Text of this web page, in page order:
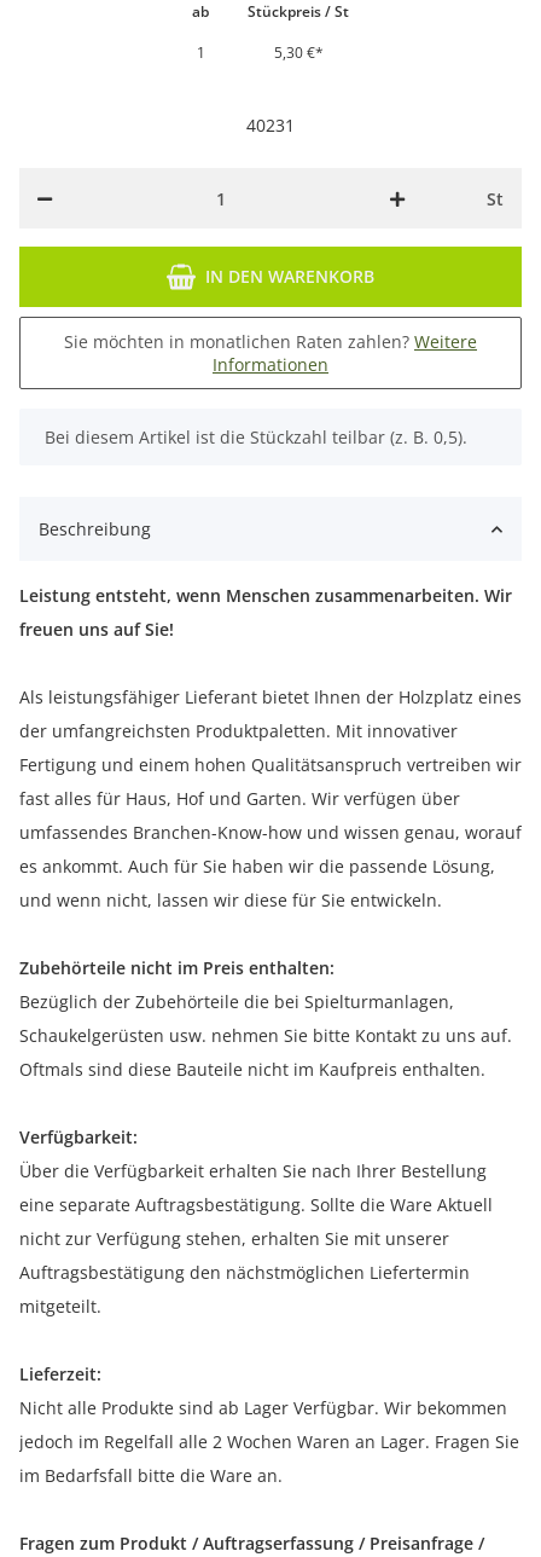
ab
Stückpreis / St
1
5,30 €*
40231
St
IN DEN WARENKORB
Sie möchten in monatlichen Raten zahlen? Weitere
Informationen
x
Bei diesem Artikel ist die Stückzahl teilbar (z. B. 0,5).
Beschreibung
Leistung entsteht, wenn Menschen zusammenarbeiten. Wir
freuen uns auf Sie!
Als leistungsfähiger Lieferant bietet Ihnen der Holzplatz eines
der umfangreichsten Produktpaletten. Mit innovativer
Fertigung und einem hohen Qualitätsanspruch vertreiben wir
fast alles für Haus, Hof und Garten. Wir verfügen über
umfassendes Branchen-Know-how und wissen genau, worauf
es ankommt. Auch für Sie haben wir die passende Lösung,
und wenn nicht, lassen wir diese für Sie entwickeln.
Zubehörteile nicht im Preis enthalten:
Bezüglich der Zubehörteile die bei Spielturmanlagen,
Schaukelgerüsten usw. nehmen Sie bitte Kontakt zu uns auf.
Oftmals sind diese Bauteile nicht im Kaufpreis enthalten.
Verfügbarkeit:
Über die Verfügbarkeit erhalten Sie nach Ihrer Bestellung
eine separate Auftragsbestätigung. Sollte die Ware Aktuell
nicht zur Verfügung stehen, erhalten Sie mit unserer
Auftragsbestätigung den nächstmöglichen Liefertermin
mitgeteilt.
Lieferzeit:
Nicht alle Produkte sind ab Lager Verfügbar. Wir bekommen
jedoch im Regelfall alle 2 Wochen Waren an Lager. Fragen Sie
im Bedarfsfall bitte die Ware an.
Fragen zum Produkt / Auftragserfassung / Preisanfrage /